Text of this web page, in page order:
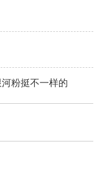
粉挺不一样的